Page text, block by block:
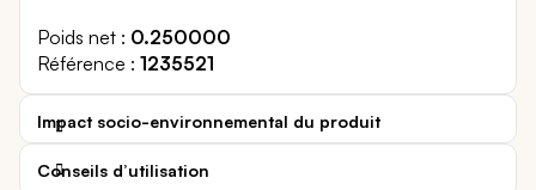
Poids net
0.250000
Référence
1235521
Impact socio-environnemental du produit
Conseils d’utilisation